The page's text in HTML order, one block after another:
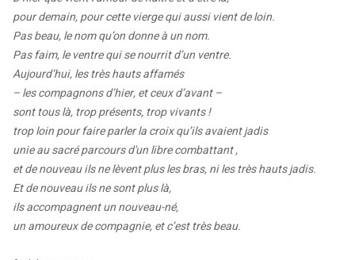
pour demain, pour cette vierge qui aussi vient de loin.
Pas beau, le nom qu’on donne à un nom.
Pas faim, le ventre qui se nourrit d’un ventre.
Aujourd’hui, les très hauts affamés
– les compagnons d’hier, et ceux d’avant –
sont tous là, trop présents, trop vivants !
trop loin pour faire parler la croix qu’ils avaient jadis
unie au sacré parcours d'un libre combattant ,
et de nouveau ils ne lèvent plus les bras, ni les très hauts jadis.
Et de nouveau ils ne sont plus là,
ils accompagnent un nouveau-né,
un amoureux de compagnie, et c’est très beau.